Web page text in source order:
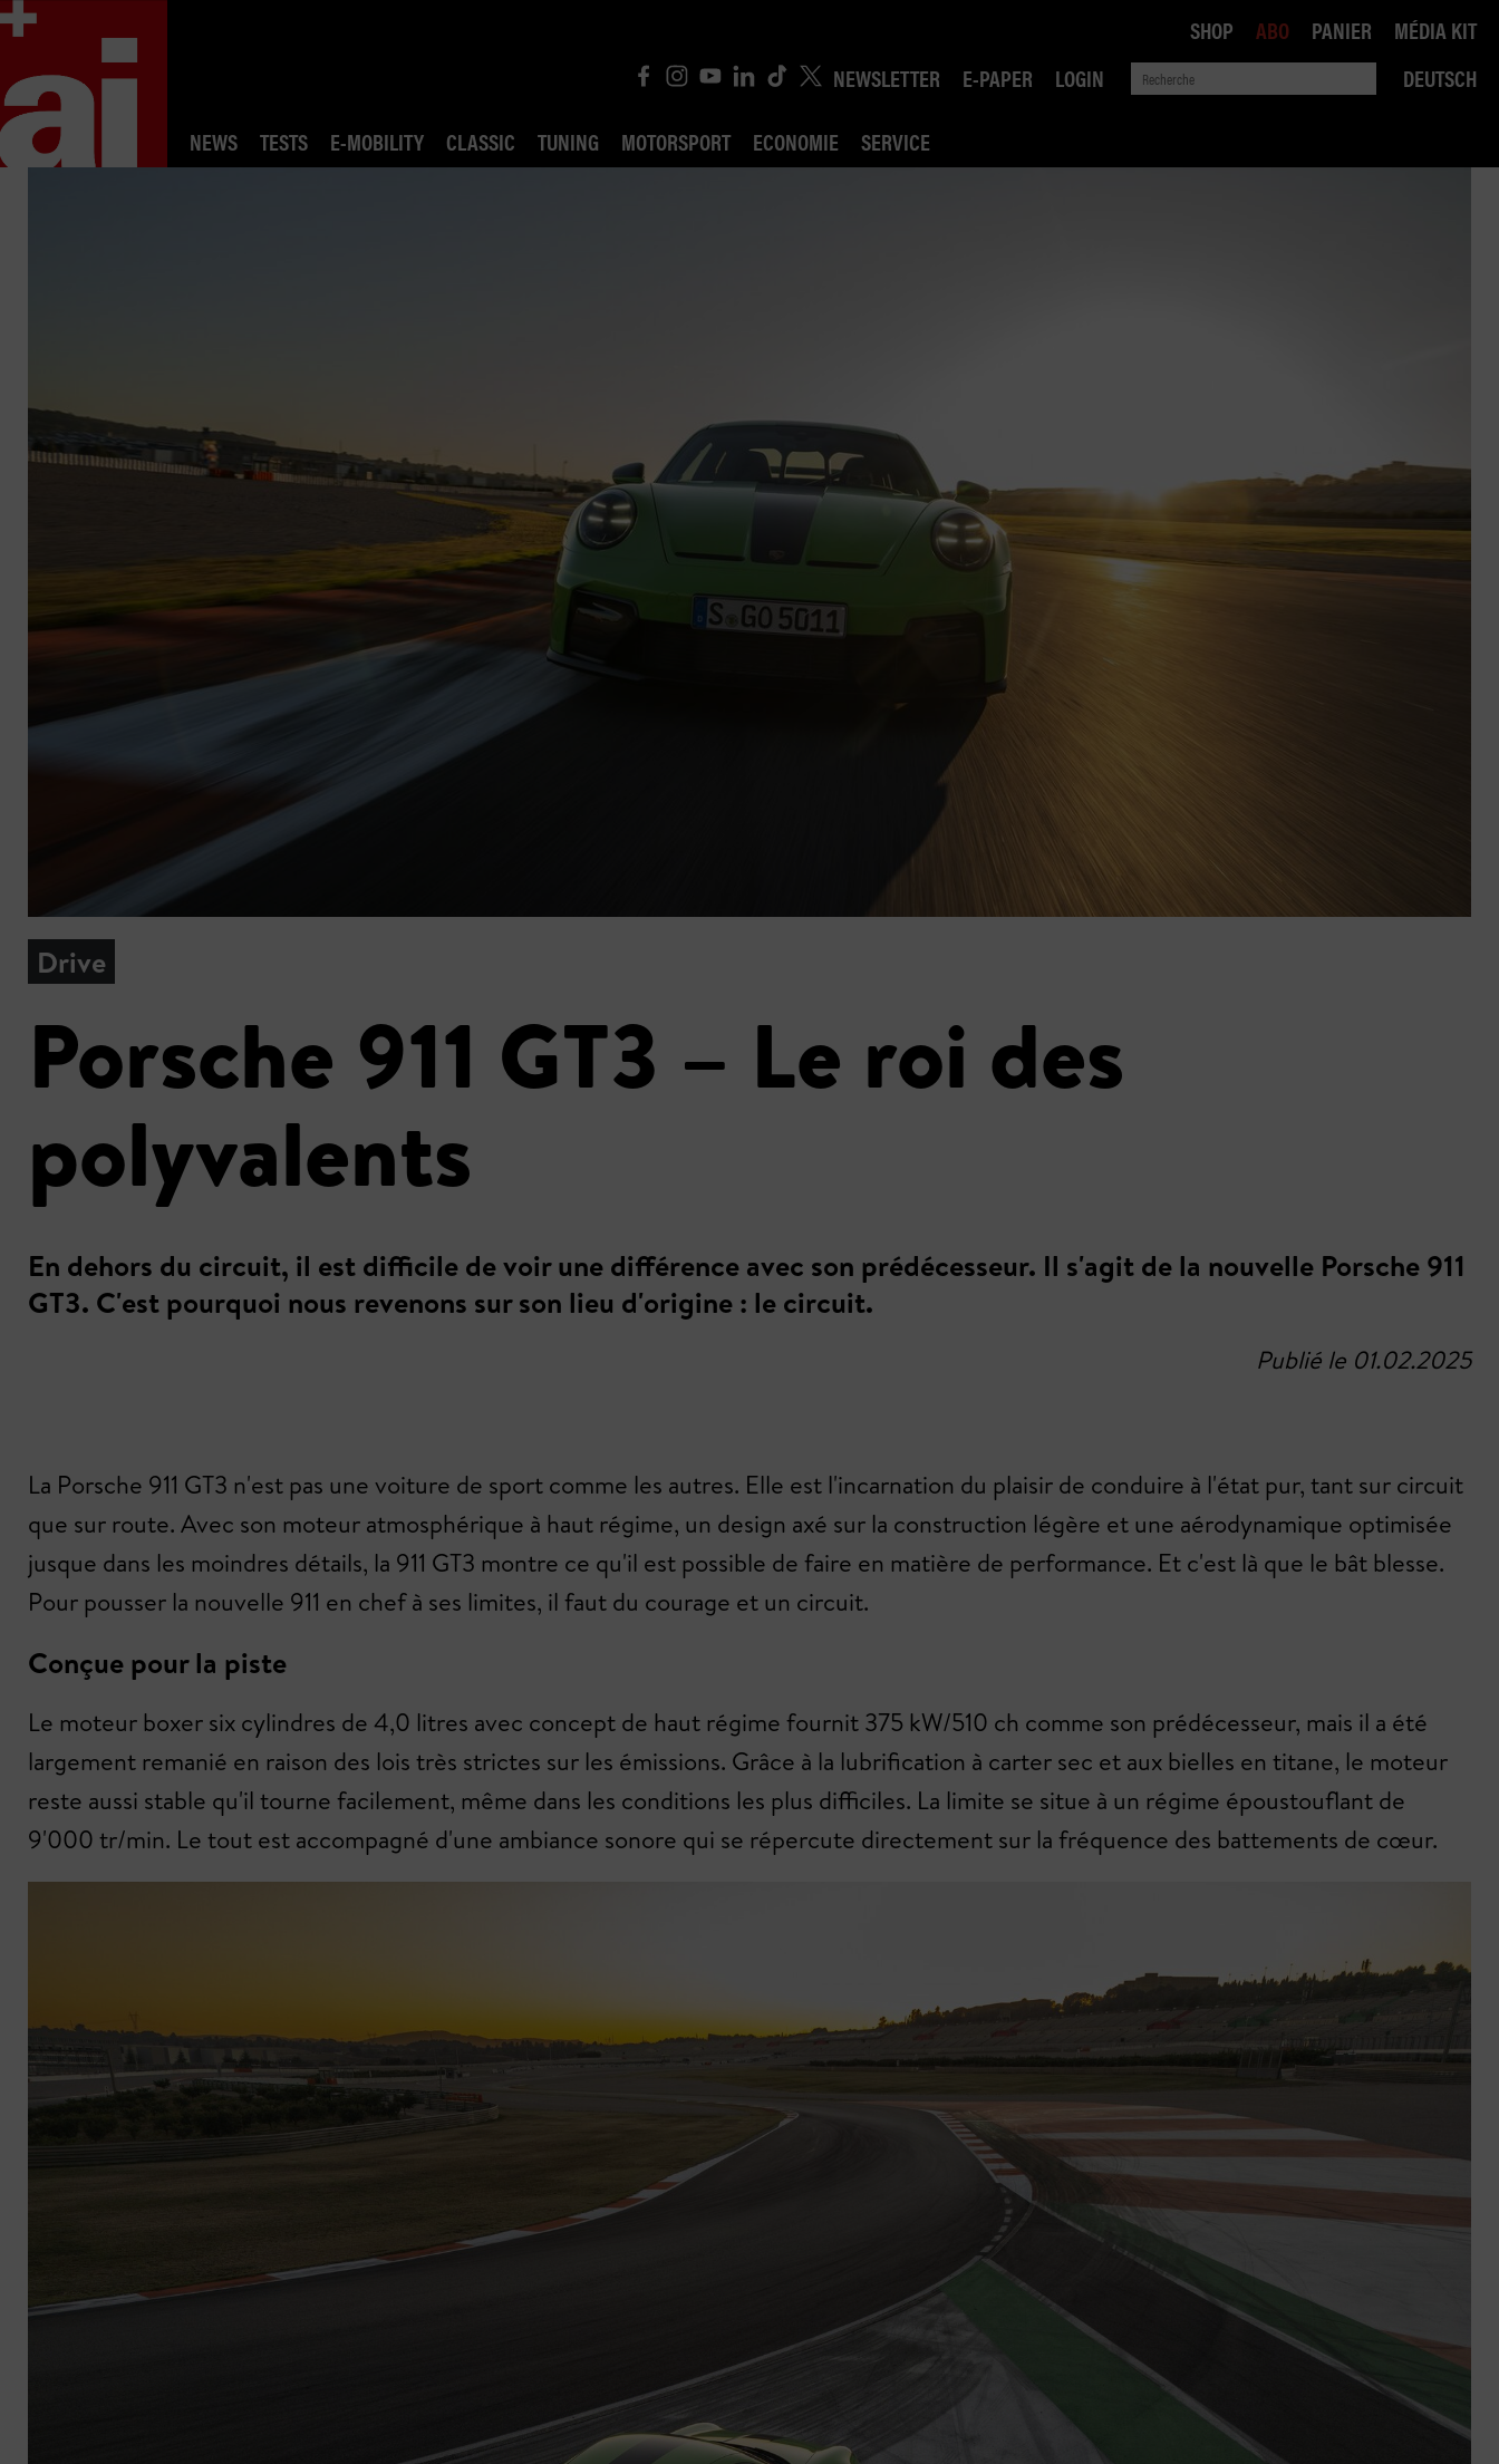
NEWSLETTER E-PAPER LOGIN
DEUTSCH
NEWS
TESTS E-MOBILITY CLASSIC TUNING MOTORSPORT ECONOMIE SERVICE
SHOP ABO PANIER MÉDIA KIT
Drive
Porsche 911 GT3 – Le roi des
polyvalents
En dehors du circuit, il est difficile de voir une différence avec son prédécesseur. Il s'agit de la nouvelle Porsche 911
GT3. C'est pourquoi nous revenons sur son lieu d'origine : le circuit.
Publié le 01.02.2025
La Porsche 911 GT3 n'est pas une voiture de sport comme les autres. Elle est l'incarnation du plaisir de conduire à l'état pur, tant sur circuit
que sur route. Avec son moteur atmosphérique à haut régime, un design axé sur la construction légère et une aérodynamique optimisée
jusque dans les moindres détails, la 911 GT3 montre ce qu'il est possible de faire en matière de performance. Et c'est là que le bât blesse.
Pour pousser la nouvelle 911 en chef à ses limites, il faut du courage et un circuit.
Conçue pour la piste
Le moteur boxer six cylindres de 4,0 litres avec concept de haut régime fournit 375 kW/510 ch comme son prédécesseur, mais il a été
largement remanié en raison des lois très strictes sur les émissions. Grâce à la lubrification à carter sec et aux bielles en titane, le moteur
reste aussi stable qu'il tourne facilement, même dans les conditions les plus difficiles. La limite se situe à un régime époustouflant de
9'000 tr/min. Le tout est accompagné d'une ambiance sonore qui se répercute directement sur la fréquence des battements de cœur.